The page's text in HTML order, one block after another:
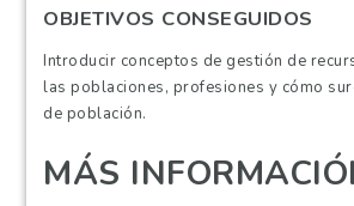
OBJETIVOS CONSEGUIDOS
Introducir conceptos de gestión de
las poblaciones, profesiones y cómo
de población.
MÁS